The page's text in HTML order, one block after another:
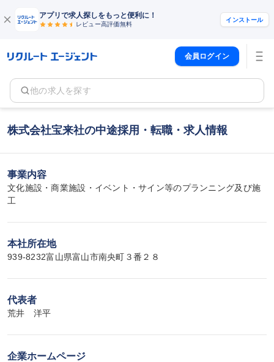
アプリで求人探しをもっと便利に！
レビュー高評価無料
インストール
会員ログイン
他の求人を探す
株式会社宝来社の中途採用・転職・求人情報
事業内容
文化施設・商業施設・イベント・サイン等のプランニング及び施
工
本社所在地
939-8232富山県富山市南央町３番２８
代表者
荒井　洋平
企業ホームページ